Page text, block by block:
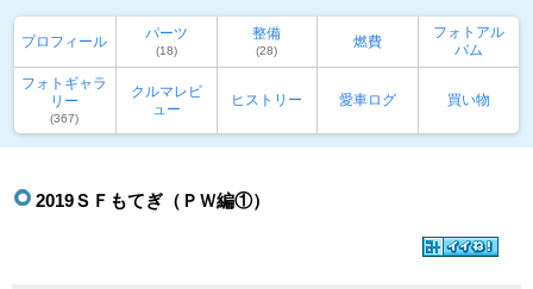
プロフィール パーツ
(18)
整備
(28)
燃費
フォトアル
バム
フォトギャラ
リー
(367)
クルマレビ
ュー
ヒストリー 愛車ログ 買い物
2019ＳＦもてぎ（ＰＷ編①）